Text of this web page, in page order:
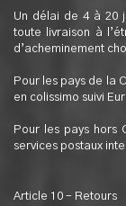
Un délai de 4 à 20
toute livraison à
d’acheminement
Pour les pays de la
en colissimo suivi
Pour les pays hors
services postaux
Article 10 – Retours